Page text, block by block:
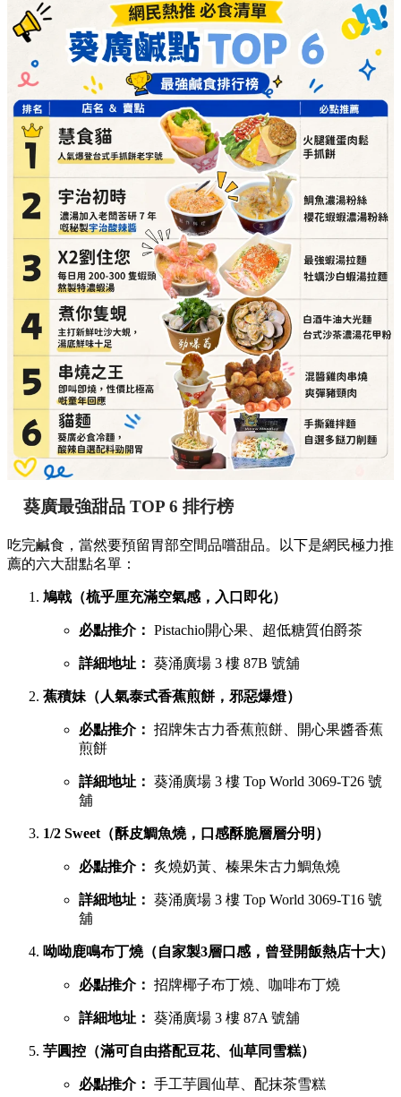
葵廣最強甜品 TOP 6 排行榜
吃完鹹食，當然要預留胃部空間品嚐甜品。以下是網民極力推
薦的六大甜點名單：
鳩戟（梳乎厘充滿空氣感，入口即化）
必點推介： Pistachio開心果、超低糖質伯爵茶
詳細地址： 葵涌廣場 3 樓 87B 號舖
蕉積妹（人氣泰式香蕉煎餅，邪惡爆燈）
必點推介： 招牌朱古力香蕉煎餅、開心果醬香蕉
煎餅
詳細地址： 葵涌廣場 3 樓 Top World 3069-T26 號
舖
1/2 Sweet（酥皮鯛魚燒，口感酥脆層層分明）
必點推介： 炙燒奶黃、榛果朱古力鯛魚燒
詳細地址： 葵涌廣場 3 樓 Top World 3069-T16 號
舖
呦呦鹿鳴布丁燒（自家製3層口感，曾登開飯熱店十大）
必點推介： 招牌椰子布丁燒、咖啡布丁燒
詳細地址： 葵涌廣場 3 樓 87A 號舖
芋圓控（滿可自由搭配豆花、仙草同雪糕）
必點推介： 手工芋圓仙草、配抹茶雪糕